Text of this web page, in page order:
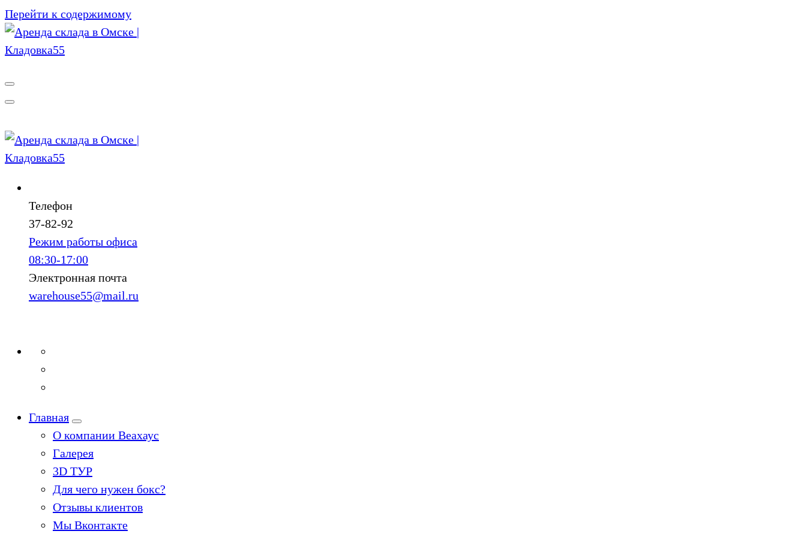
Перейти к содержимому
Телефон
37-82-92
Режим работы офиса
08:30-17:00
Электронная почта
warehouse55@mail.ru
Главная
О компании Веахаус
Галерея
3D ТУР
Для чего нужен бокс?
Отзывы клиентов
Мы Вконтакте